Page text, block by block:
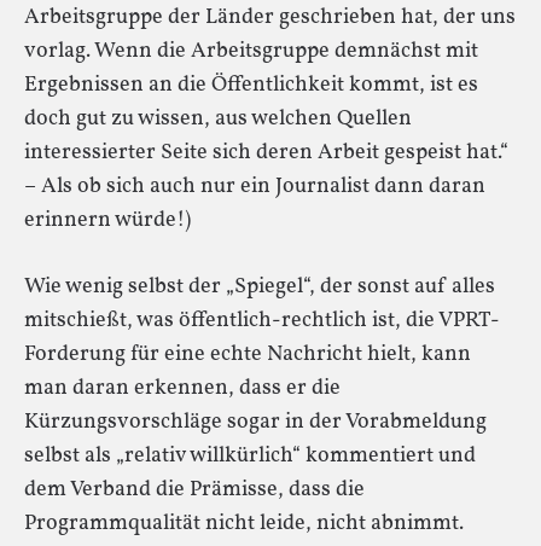
Arbeitsgruppe der Länder geschrieben hat, der uns
vorlag. Wenn die Arbeitsgruppe demnächst mit
Ergebnissen an die Öffentlichkeit kommt, ist es
doch gut zu wissen, aus welchen Quellen
interessierter Seite sich deren Arbeit gespeist hat.“
– Als ob sich auch nur ein Journalist dann daran
erinnern würde!)
Wie wenig selbst der „Spiegel“, der sonst auf alles
mitschießt, was öffentlich-rechtlich ist, die VPRT-
Forderung für eine echte Nachricht hielt, kann
man daran erkennen, dass er die
Kürzungsvorschläge sogar in der Vorabmeldung
selbst als „relativ willkürlich“ kommentiert und
dem Verband die Prämisse, dass die
Programmqualität nicht leide, nicht abnimmt.